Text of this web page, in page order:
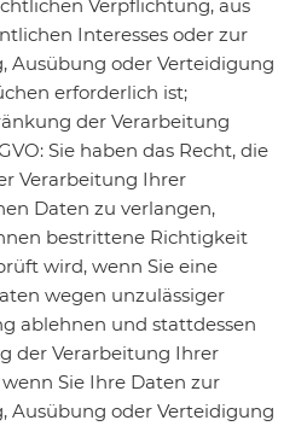
Verpflichtung, aus
Interesses oder zur
Ausübung oder Verteidigung
erforderlich ist;
der Verarbeitung
Sie haben das Recht, die
Verarbeitung Ihrer
Daten zu verlangen,
bestrittene Richtigkeit
wird, wenn Sie eine
wegen unzulässiger
ablehnen und stattdessen
der Verarbeitung Ihrer
Sie Ihre Daten zur
Ausübung oder Verteidigung